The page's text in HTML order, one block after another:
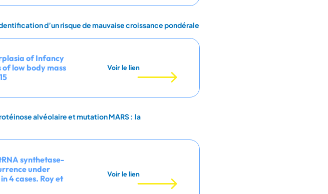
d’un risque de mauvaise croissance pondérale
of Infancy
low body mass
Voir le lien
alvéolaire et mutation MARS : la
synthetase-
under
4 cases. Roy et
Voir le lien